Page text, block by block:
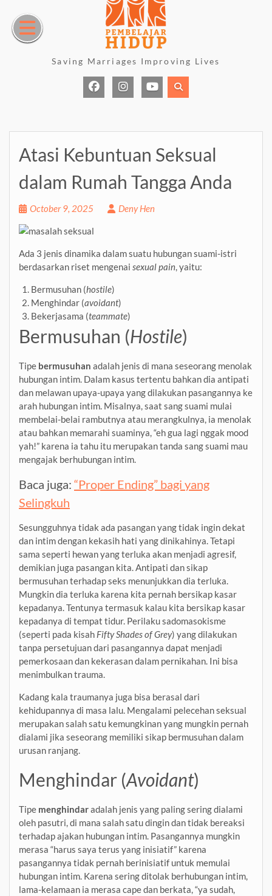
content
Saving Marriages Improving Lives
Atasi Kebuntuan Seksual
dalam Rumah Tangga Anda
October 9, 2025 Deny Hen
Ada 3 jenis dinamika dalam suatu hubungan suami-istri
berdasarkan riset mengenai sexual pain, yaitu:
Bermusuhan (hostile)
Menghindar (avoidant)
Bekerjasama (teammate)
Bermusuhan (Hostile)
Tipe bermusuhan adalah jenis di mana seseorang menolak
hubungan intim. Dalam kasus tertentu bahkan dia antipati
dan melawan upaya-upaya yang dilakukan pasangannya ke
arah hubungan intim. Misalnya, saat sang suami mulai
membelai-belai rambutnya atau merangkulnya, ia menolak
atau bahkan memarahi suaminya, “eh gua lagi nggak mood
yah!” karena ia tahu itu merupakan tanda sang suami mau
mengajak berhubungan intim.
Baca juga: “Proper Ending” bagi yang
Selingkuh
Sesungguhnya tidak ada pasangan yang tidak ingin dekat
dan intim dengan kekasih hati yang dinikahinya. Tetapi
sama seperti hewan yang terluka akan menjadi agresif,
demikian juga pasangan kita. Antipati dan sikap
bermusuhan terhadap seks menunjukkan dia terluka.
Mungkin dia terluka karena kita pernah bersikap kasar
kepadanya. Tentunya termasuk kalau kita bersikap kasar
kepadanya di tempat tidur. Perilaku sadomasokisme
(seperti pada kisah Fifty Shades of Grey) yang dilakukan
tanpa persetujuan dari pasangannya dapat menjadi
pemerkosaan dan kekerasan dalam pernikahan. Ini bisa
menimbulkan trauma.
Kadang kala traumanya juga bisa berasal dari
kehidupannya di masa lalu. Mengalami pelecehan seksual
merupakan salah satu kemungkinan yang mungkin pernah
dialami jika seseorang memiliki sikap bermusuhan dalam
urusan ranjang.
Menghindar (Avoidant)
Tipe menghindaradalah jenis yang paling sering dialami
oleh pasutri, di mana salah satu dingin dan tidak bereaksi
terhadap ajakan hubungan intim. Pasangannya mungkin
merasa “harus saya terus yang inisiatif” karena
pasangannya tidak pernah berinisiatif untuk memulai
hubungan intim. Karena sering ditolak berhubungan intim,
lama-kelamaan ia merasa cape dan berkata, “ya sudah,